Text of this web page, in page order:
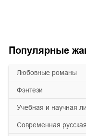
Популярные
любовные романы
фэнтези
учебная и научная
современная